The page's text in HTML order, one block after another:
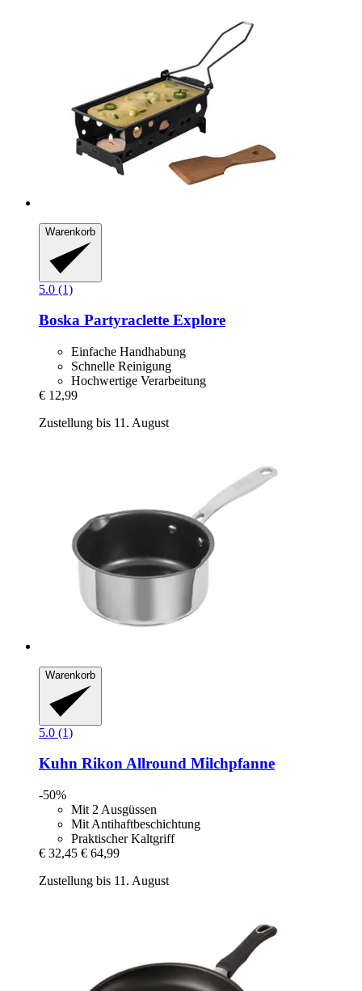
Warenkorb
5.0 (1)
Boska Partyraclette Explore
Einfache Handhabung
Schnelle Reinigung
Hochwertige Verarbeitung
€ 12,99
Zustellung bis 11. August
Warenkorb
5.0 (1)
Kuhn RikonAllround Milchpfanne
-50%
Mit 2 Ausgüssen
Mit Antihaftbeschichtung
Praktischer Kaltgriff
€ 32,45 € 64,99
Zustellung bis 11. August